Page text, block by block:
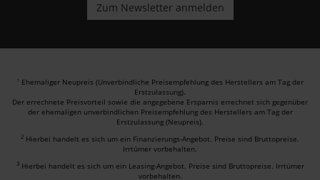
1 Ehemaliger Neupreis (Unverbindliche Preisempfehlung des Herstellers am Tag der
Erstzulassung).
Der errechnete Preisvorteil sowie die angegebene Ersparnis errechnet sich gegenüber
der ehemaligen unverbindlichen Preisempfehlung des Herstellers am Tag der
Erstzulassung (Neupreis).
2 Hierbei handelt es sich um ein Finanzierungs-Angebot. Preise sind Bruttopreise.
Irrtümer vorbehalten.
3 Hierbei handelt es sich um ein Leasing-Angebot. Preise sind Bruttopreise. Irrtümer
vorbehalten.